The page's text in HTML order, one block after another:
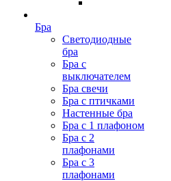
Бра
Светодиодные
бра
Бра с
выключателем
Бра свечи
Бра с птичками
Настенные бра
Бра с 1 плафоном
Бра с 2
плафонами
Бра с 3
плафонами